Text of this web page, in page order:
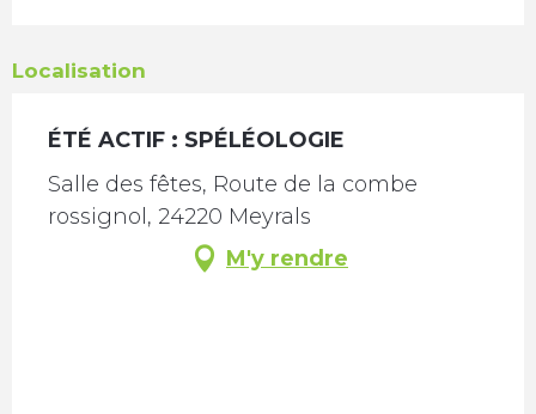
Localisation
ÉTÉ ACTIF : SPÉLÉOLOGIE
Salle des fêtes, Route de la combe
rossignol, 24220 Meyrals
M'y rendre